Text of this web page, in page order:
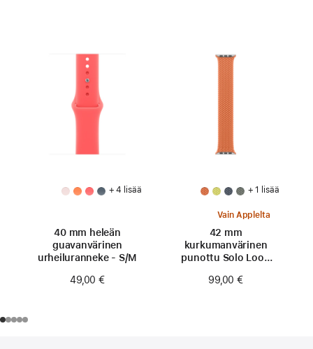
+ 4 lisää
40 mm heleän
guavan­värinen
urheiluranneke - S/M
49,00 €
+ 1 lisää
Vain Applelta
42 mm
kurkumanvärinen
punottu Solo Loop
99,00 €